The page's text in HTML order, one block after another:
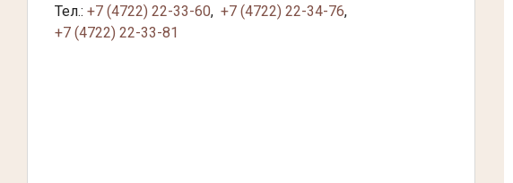
Тел.: +7 (4722) 22-33-60, +7 (4722) 22-34-76,
+7 (4722) 22-33-81